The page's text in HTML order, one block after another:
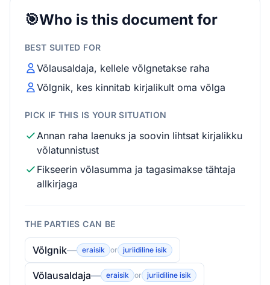
🎯Who is this document for
BEST SUITED FOR
Võlausaldaja, kellele võlgnetakse raha
Võlgnik, kes kinnitab kirjalikult oma võlga
PICK IF THIS IS YOUR SITUATION
Annan raha laenuks ja soovin lihtsat kirjalikku
võlatunnistust
Fikseerin võlasumma ja tagasimakse tähtaja
allkirjaga
THE PARTIES CAN BE
Võlgnik— eraisik or juriidiline isik
Võlausaldaja— eraisik or juriidiline isik